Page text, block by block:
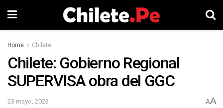
Home Chilete
Chilete: Gobierno Regional
SUPERVISA obra del GGC
23 mayo, 2023 AA